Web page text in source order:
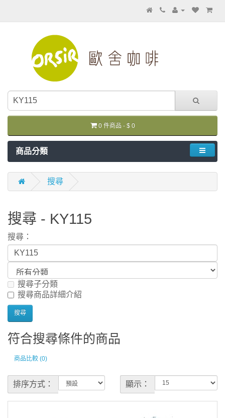
0 件商品 - $ 0
商品分類
搜尋
搜尋 - KY115
搜尋：
搜尋子分類
搜尋商品詳細介紹
符合搜尋條件的商品
商品比較 (0)
排序方式： 顯示：